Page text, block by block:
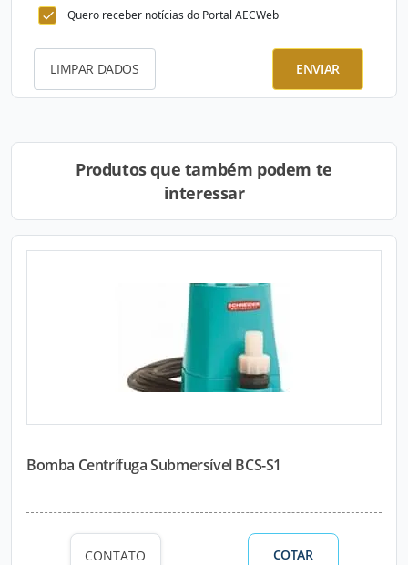
Quero receber notícias do Portal AECWeb
LIMPAR DADOS ENVIAR
Produtos que também podem te
interessar
Bomba Centrífuga Submersível BCS-S1
CONTATO COTAR